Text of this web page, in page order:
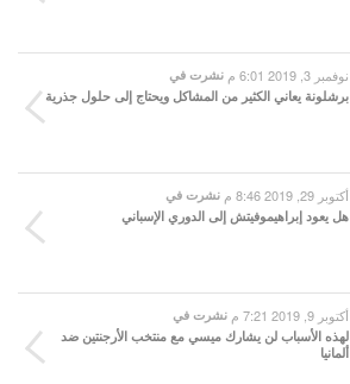
نشرت في نوفمبر 3, 2019 6:01 م
برشلونة يعاني الكثير من المشاكل ويحتاج إلى حلول جذرية
نشرت في أكتوبر 29, 2019 8:46 م
هل يعود إبراهيموفيتش إلى الدوري الإسباني
نشرت في أكتوبر 9, 2019 7:21 م
لهذه الأسباب لن يشارك ميسي مع منتخب الأرجنتين ضد
ألمانيا